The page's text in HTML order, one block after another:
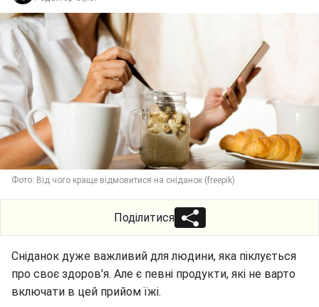
Фото: Від чого краще відмовитися на сніданок (freepik)
Поділитися
Сніданок дуже важливий для людини, яка піклується
про своє здоров'я. Але є певні продукти, які не варто
включати в цей прийом їжі.